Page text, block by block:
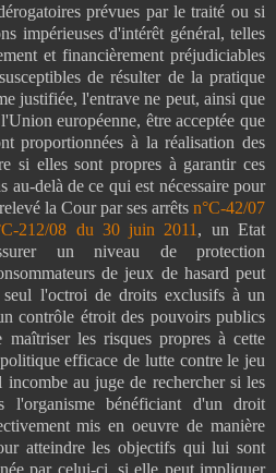
prévues par le traité ou si
impérieuses d'intérêt général, telles
et financièrement préjudiciables
de résulter de la pratique
justifiée, l'entrave ne peut, ainsi que
européenne, être acceptée que
proportionnées à la réalisation des
si elles sont propres à garantir ces
au-delà de ce qui est nécessaire pour
la Cour par ses arrêts n°C-42/07
212/08 du 30 juin 2011 , un Etat
un niveau de protection
de jeux de hasard peut
l'octroi de droits exclusifs à un
contrôle étroit des pouvoirs publics
les risques propres à cette
efficace de lutte contre le jeu
au juge de rechercher si les
l'organisme bénéficiant d'un droit
mis en oeuvre de manière
atteindre les objectifs qui lui sont
par celui-ci, si elle peut impliquer